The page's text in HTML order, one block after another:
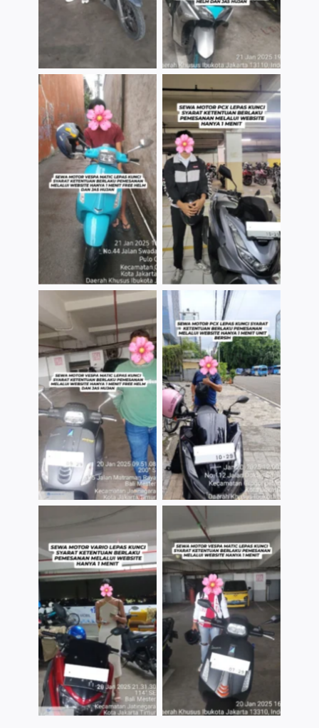
TNo Caption TNo Caption
TNo Caption TNo Caption
TNo Caption TNo Caption